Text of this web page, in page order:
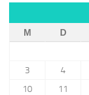
M D
3
4
10
11